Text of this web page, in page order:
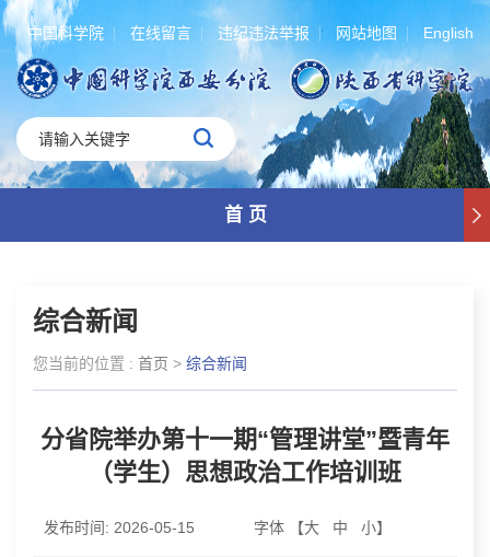
中国科学院 在线留言 违纪违法举报 网站地图 English
首 页
综合新闻
您当前的位置 : 首页 > 综合新闻
分省院举办第十一期“管理讲堂”暨青年
（学生）思想政治工作培训班
发布时间: 2026-05-15 字体 【大 中 小】